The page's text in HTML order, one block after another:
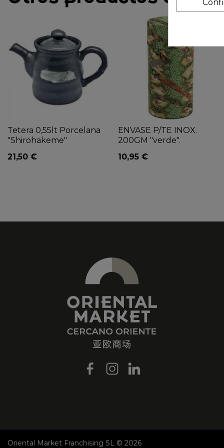
Tetera 0,55lt Porcelana
"Shirohakeme"
21,50 €
ENVASE P/TE INOX.
200GM "verde".
10,95 €
Oriental Market Franchising SL © 2026